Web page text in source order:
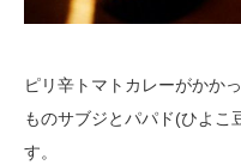
ピリ辛トマトカレーがかか
ものサブジとパパド(ひよこ
す。